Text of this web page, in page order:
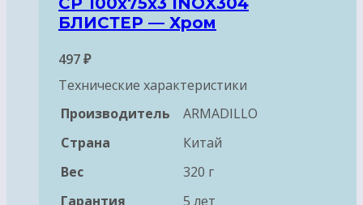
БЛИСТЕР — Хром
497₽
Технические характеристики
Производитель
ARMADILLO
Страна
Китай
Вес
320 г
Гарантия
5 лет